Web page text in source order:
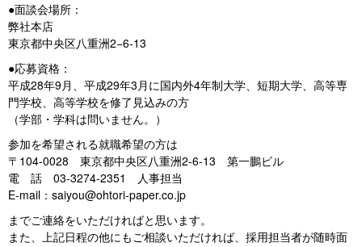
●面談会場所：
弊社本店
東京都中央区八重洲2−6-13
●応募資格：
平成28年9月、平成29年3月に国内外4年制大学、短期大学、高等専
門学校、高等学校を修了見込みの方
（学部・学科は問いません。）
参加を希望される就職希望の方は
〒104-0028 東京都中央区八重洲2-6-13 第一鵬ビル
電 話 03-3274-2351 人事担当
E-mail：saiyou@ohtori-paper.co.jp
までご連絡をいただければと思います。
また、上記日程の他にもご相談いただければ、採用担当者が随時面